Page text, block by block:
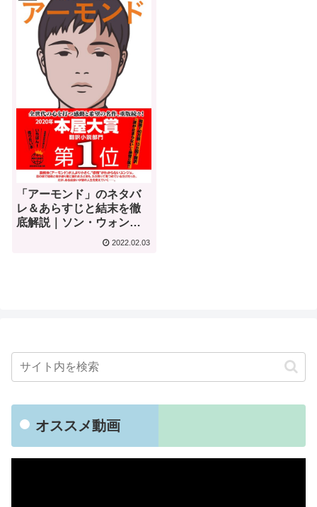
「アーモンド」のネタバ
レ＆あらすじと結末を徹
底解説｜ソン・ウォンピ
2022.02.03
オススメ動画